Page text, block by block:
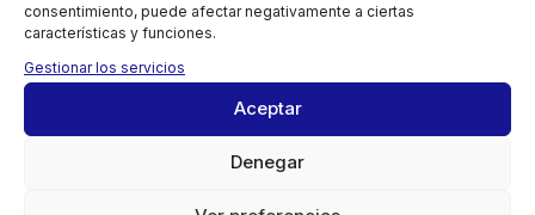
consentimiento, puede afectar negativamente a ciertas
características y funciones.
Gestionar los servicios
Aceptar
Denegar